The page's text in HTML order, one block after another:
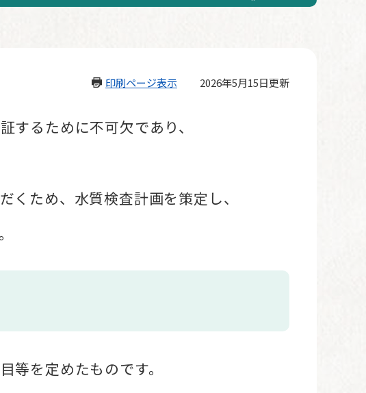
印刷ページ表示 2026年5月15日更新
るために不可欠であり、
ため、水質検査計画を策定し、
を定めたものです。​​